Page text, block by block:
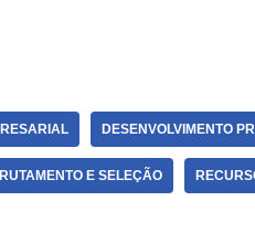
DESENVOLVIMENTO
E SELEÇÃO